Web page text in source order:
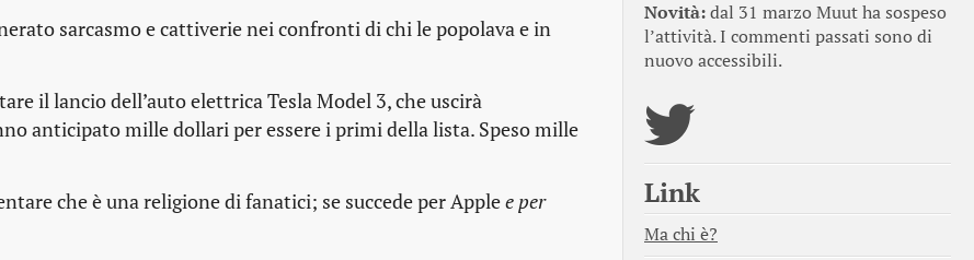
sarcasmo e cattiverie nei confronti di chi le popolava e in
il lancio dell’auto elettrica Tesla Model 3, che uscirà
anticipato mille dollari per essere i primi della lista. Speso mille
che è una religione di fanatici; se succede per Applee per
Novità:dal 31 marzo Muut ha sospeso
l’attività. I commenti passati sono di
nuovo accessibili.
Link
Ma chi è?